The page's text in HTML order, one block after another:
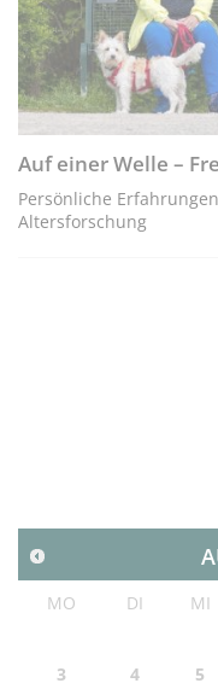
Auf einer Welle –
Persönliche
Altersforschung
MO DI MI
3
4 5